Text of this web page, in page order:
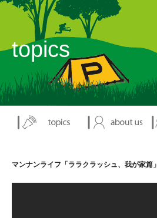
topics
マンナンライフ「ララクラッシュ、我が家篇」